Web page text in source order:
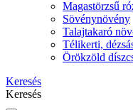
Magastörzsű
Sövénynövény
Talajtakaró
Télikerti,
Örökzöld
Keresés
Keresés